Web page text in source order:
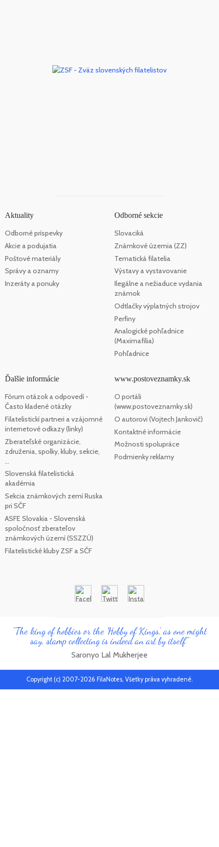
Aktuality
Odborné príspevky
Akcie a podujatia
Poštové materiály
Správy a oznamy
Inzeráty a ponuky
Odborné sekcie
Slovaciká
Známkové územia (ZZ)
Tematická filatelia
Výstavy a vystavovanie
Ilegálne a nežiaduce vydania
známok
Odtlačky výplatných strojov
Perfiny
Analogické pohľadnice
(Maximafília)
Pohľadnice
Ďalšie informácie
Fórum otázok a odpovedí -
Často kladené otázky
Filatelistickí partneri a vzájomné
internetové odkazy (linky)
Zberateľské organizácie,
združenia, spolky, kluby, sekcie,
Slovenská filatelistická
akadémia
Sekcia známkových zemí Ruska
pri SČF
ASFE Slovakia - Slovenská
spoločnosť zberateľov
známkových území (SSZZÚ)
Filatelistické kluby ZSF a SČF
www.postoveznamky.sk
O portáli
(www.postoveznamky.sk)
O autorovi (Vojtech Jankovič)
Kontaktné informácie
Možnosti spolupráce
Podmienky reklamy
"The king of hobbies or the 'Hobby of Kings', as one might
say, stamp collecting is indeed an art by itself"
Saronyo Lal Mukherjee
Copyright (c) 2007-2026 FilaNotes, Všetky práva vyhradené.